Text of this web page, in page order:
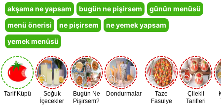
akşama ne yapsam bugün ne pişirsem
günün menüsü
menü önerisi
ne pişirsem
ne yemek yapsam
yemek menüsü
Tarif Küpü
Soğuk
İçecekler
Bugün Ne
Pişirsem?
Dondurmalar
Taze
Fasulye
Çilekli
Tarifleri